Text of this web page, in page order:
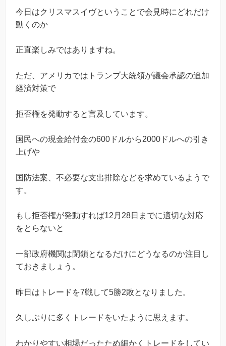
今日はクリスマスイヴということで会見時にどれだけ
動くのか
正直楽しみではありますね。
ただ、アメリカではトランプ大統領が議会承認の追加
経済対策で
拒否権を発動すると言及しています。
国民への現金給付金の600ドルから2000ドルへの引き
上げや
国防法案、不必要な支出排除などを求めているようで
す。
もし拒否権が発動すれば12月28日までに適切な対応
をとらないと
一部政府機関は閉鎖となるだけにどうなるのか注目し
ておきましょう。
昨日はトレードを7戦して5勝2敗となりました。
久しぶりに多くトレードをいたように思えます。
わかりやすい相場だったため細かくトレードをしてい